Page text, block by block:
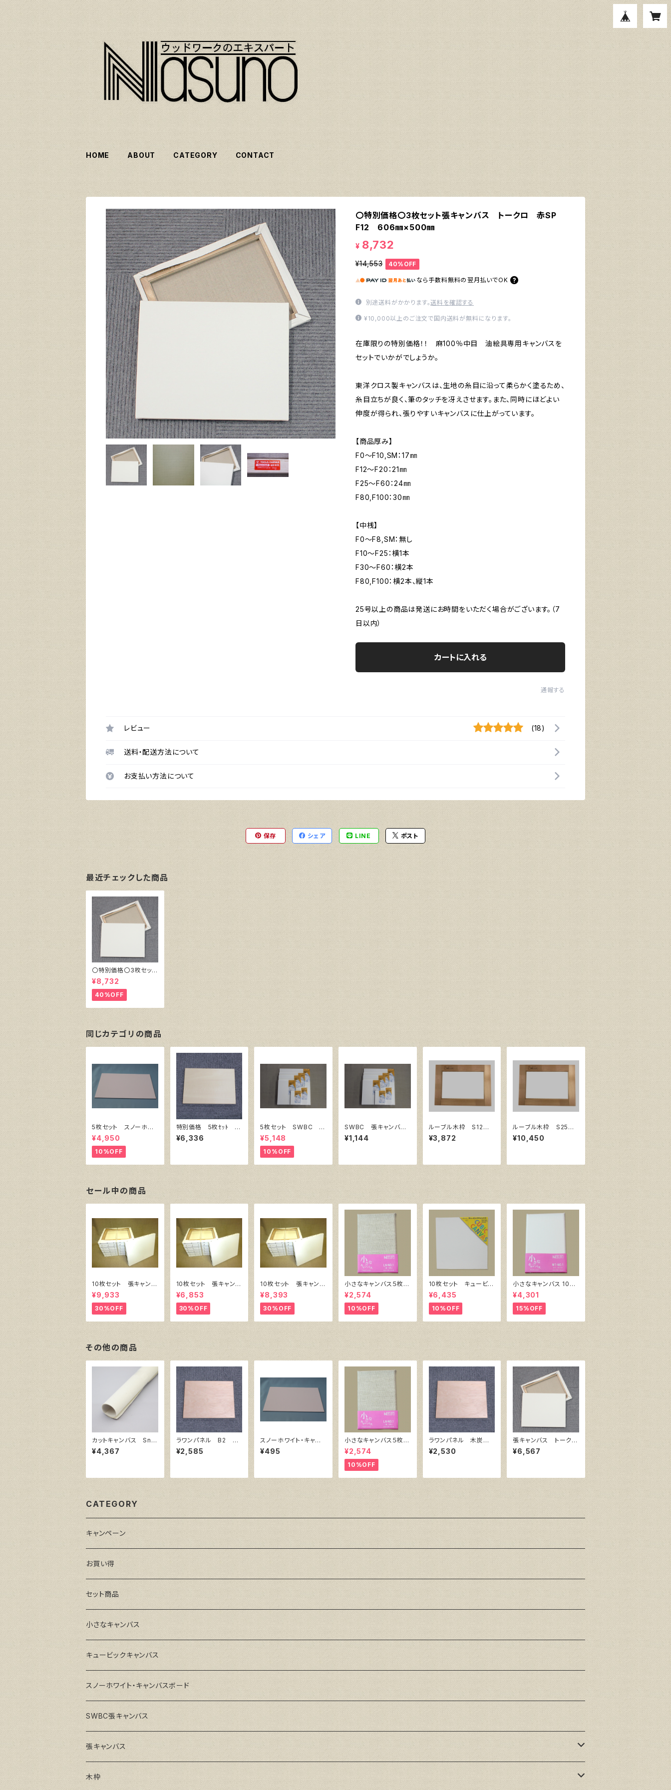
HOME ABOUT CATEGORY CONTACT
〇特別価格〇3枚セット張キャンバス トークロ 赤SP
F12 606㎜×500㎜
¥ 8,732
¥14,553 40%OFF
なら 手数料無料の 翌月払いでOK
別途送料がかかります。送料を確認する
¥10,000以上のご注文で国内送料が無料になります。
在庫限りの特別価格！！ 麻100％中目 油絵具専用キャンバスを
セットでいかがでしょうか。
東洋クロス製キャンバスは、生地の糸目に沿って柔らかく塗るため、
糸目立ちが良く、筆のタッチを冴えさせます。また、同時にほどよい
伸度が得られ、張りやすいキャンバスに仕上がっています。
【商品厚み】
F0～F10,SM：17㎜
F12～F20：21㎜
F25～F60：24㎜
F80,F100：30㎜
【中桟】
F0～F8,SM：無し
F10～F25：横1本
F30～F60：横2本
F80,F100：横2本、縦1本
25号以上の商品は発送にお時間をいただく場合がございます。（7
日以内）
カートに入れる
通報する
レビュー (18)
送料・配送方法について
お支払い方法について
保存 シェア LINE ポスト
最近チェックした商品
〇特別価格〇3枚セット
張キャンバス トーク
ロ 赤SP F12 606
㎜×500㎜
¥8,732
40%OFF
同じカテゴリの商品
5枚セット スノーホワ
イト・キャンバスボー
ド F10 サイズ 530
㎜x455㎜
¥4,950
10%OFF
特別価格 5枚ｾｯﾄ シ
ナパネル B3 515㎜
×364㎜
¥6,336
5枚セット SWBC 張
キャンバス F10
¥5,148
10%OFF
SWBC 張キャンバ
ス F10
¥1,144
ルーブル木枠 S12
サイズ606㎜×606㎜
¥3,872
ルーブル木枠 S25
サイズ803㎜×803㎜
¥10,450
セール中の商品
10枚セット 張キャンバ
ス SnowWhite SPC
（綿・ポリエステル）F8
455㎜×380㎜
¥9,933
30%OFF
10枚セット 張キャンバ
ス SnowWhite SPC
（綿・ポリエステル）F4
333㎜×242㎜
¥6,853
30%OFF
10枚セット 張キャンバ
ス SnowWhite SPC
（綿・ポリエステル）F6
410㎜×318㎜
¥8,393
30%OFF
小さなキャンバス５枚セ
ット（麻キャンバス裏面
張り）
¥2,574
10%OFF
10枚セット キュービッ
ク・キャンバス白（縦150
㎜×横150㎜×厚38㎜）
¥6,435
10%OFF
小さなキャンバス 10枚
セット（ホワイト塗りキャ
ンバス張り）
¥4,301
15%OFF
その他の商品
カットキャンバス Sno
w White SPC F50
¥4,367
ラワンパネル B2 72
8㎜×515㎜
¥2,585
スノーホワイト・キャン
バスボード F4 サイ
ズ 333㎜x242㎜
¥495
小さなキャンバス５枚セ
ット（麻キャンバス裏面
張り）
¥2,574
10%OFF
ラワンパネル 木炭
紙 650㎜×500㎜
¥2,530
張キャンバス トーク
ロ イエロー 20号
¥6,567
CATEGORY
キャンペーン
お買い得
セット商品
小さなキャンバス
キュービックキャンバス
スノーホワイト・キャンバスボード
SWBC張キャンバス
張キャンバス
GAERA F(中細目)
木枠